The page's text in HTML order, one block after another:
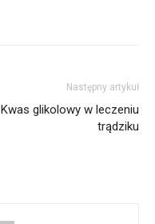
Następny artykuł
Kwas glikolowy w leczeniu
trądziku